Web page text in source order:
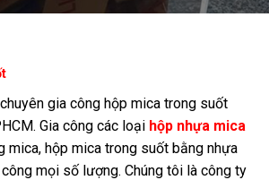
gia công hộp mica trong suốt
Gia công các loại hộp nhựa mica
mica, hộp mica trong suốt bằng nhựa
mọi số lượng. Chúng tôi là công ty